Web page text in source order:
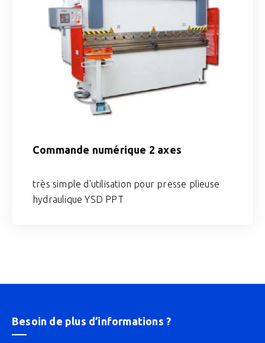
Commande numérique 2 axes
très simple d'utilisation pour presse plieuse
hydraulique YSD PPT
Besoin de plus d’informations ?